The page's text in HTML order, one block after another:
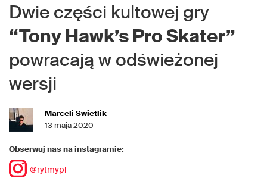
Dwie części kultowej gry
“Tony Hawk’s Pro Skater”
powracają w odświeżonej
wersji
Marceli Świetlik
13 maja 2020
Obserwuj nas na instagramie:
@rytmypl